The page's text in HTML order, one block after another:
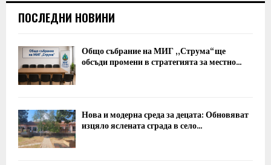
ПОСЛЕДНИ НОВИНИ
Общо събрание на МИГ „Струма“ ще
обсъди промени в стратегията за местно...
Нова и модерна среда за децата: Обновяват
изцяло яслената сграда в село...